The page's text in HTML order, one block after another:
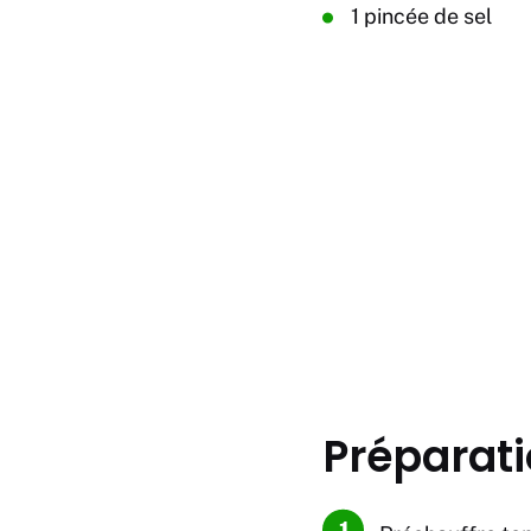
1 pincée de sel